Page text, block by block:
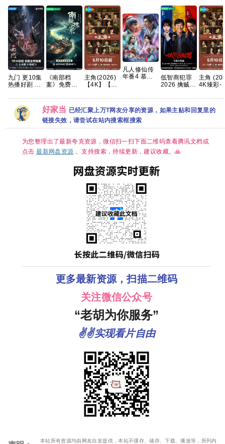
九门 更10集
热播好剧 4K
百度网盘+】
《南部档
案》免费
百度网盘资
源下载
主角(2026)
【4K】【国
【夸克/百
度】
凡人修仙传
年番4 慕兰
4K【夸克百
低智商犯罪
2026 擒贼记
骁 田曦薇 王
传君 已更最
新 夸克
主角
4K臻彩-
浩存/秦
国语中字
集约
好家当 已经汇聚上万T网友分享的资源，如果主贴和回复里的
链接失效，请尝试在站内搜索框搜索
为您整理出了最新夸克资源，微信扫一扫下面二维码查看腾讯文档或
点击最新网盘资源 。支持搜索，持续更新，建议收藏。🙏
更多最新资源，扫描二维码
关注微信公众号
“老胡为你服务”
✌✌实现看片自由
本站所有资源均由网友自发提供，本站不缓存、储存、下载、播放等，所列内